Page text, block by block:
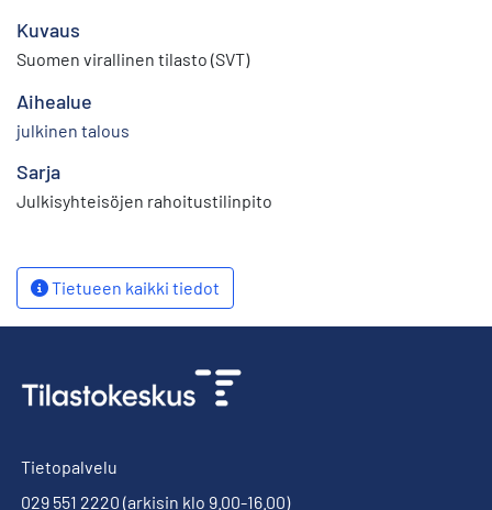
Kuvaus
Suomen virallinen tilasto (SVT)
Aihealue
julkinen talous
Sarja
Julkisyhteisöjen rahoitustilinpito
Tietueen kaikki tiedot
Tietopalvelu
029 551 2220 (arkisin klo 9.00-16.00)